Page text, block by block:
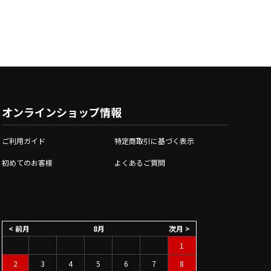
オンラインショップ情報
ご利用ガイド 特定商取引に基づく表示
初めてのお客様 よくあるご質問
8月
< 前月
次月 >
1
2
3 4 5 6 7 8